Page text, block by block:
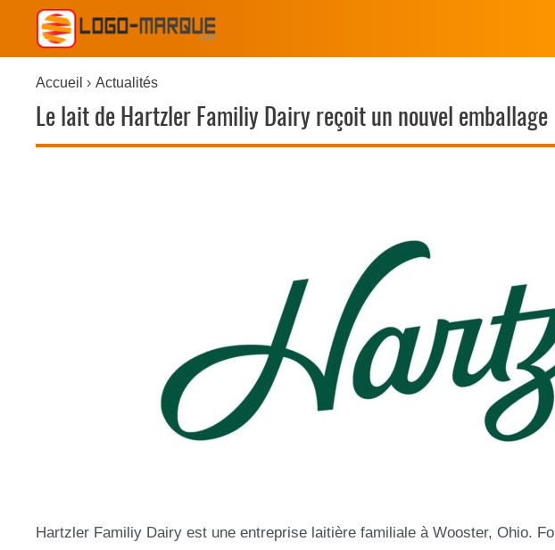
Accueil Actualités
Le lait de Hartzler Familiy Dairy reçoit un nouvel emballage
Hartzler Familiy Dairy est une entreprise laitière familiale à Wooster, Ohio.